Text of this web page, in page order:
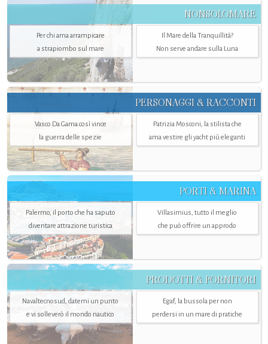
NONSOLOMARE
Per chi ama arrampicare
a strapiombo sul mare
Il Mare della Tranquillità?
Non serve andare sulla Luna
PERSONAGGI & RACCONTI
Vasco Da Gama così vince
la guerra delle spezie
Patrizia Mosconi, la stilista che
ama vestire gli yacht più eleganti
PORTI & MARINA
Palermo, il porto che ha saputo
diventare attrazione turistica
Villasimius, tutto il meglio
che può offrire un approdo
PRODOTTI & FORNITORI
Navaltecnosud, datemi un punto
e vi solleverò il mondo nautico
Egaf, la bussola per non
perdersi in un mare di pratiche